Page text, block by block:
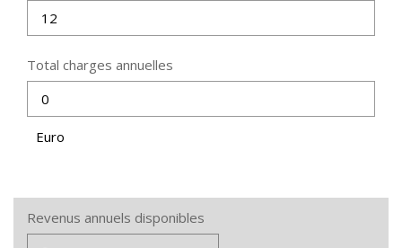
Total charges annuelles
Euro
Revenus annuels disponibles